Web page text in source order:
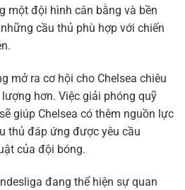
một đội hình cân bằng và bền
cầu thủ phù hợp với chiến
mở ra cơ hội cho Chelsea chiêu
hơn. Việc giải phóng quỹ
giúp Chelsea có thêm nguồn lực
thủ đáp ứng được yêu cầu
của đội bóng.
đang thể hiện sự quan